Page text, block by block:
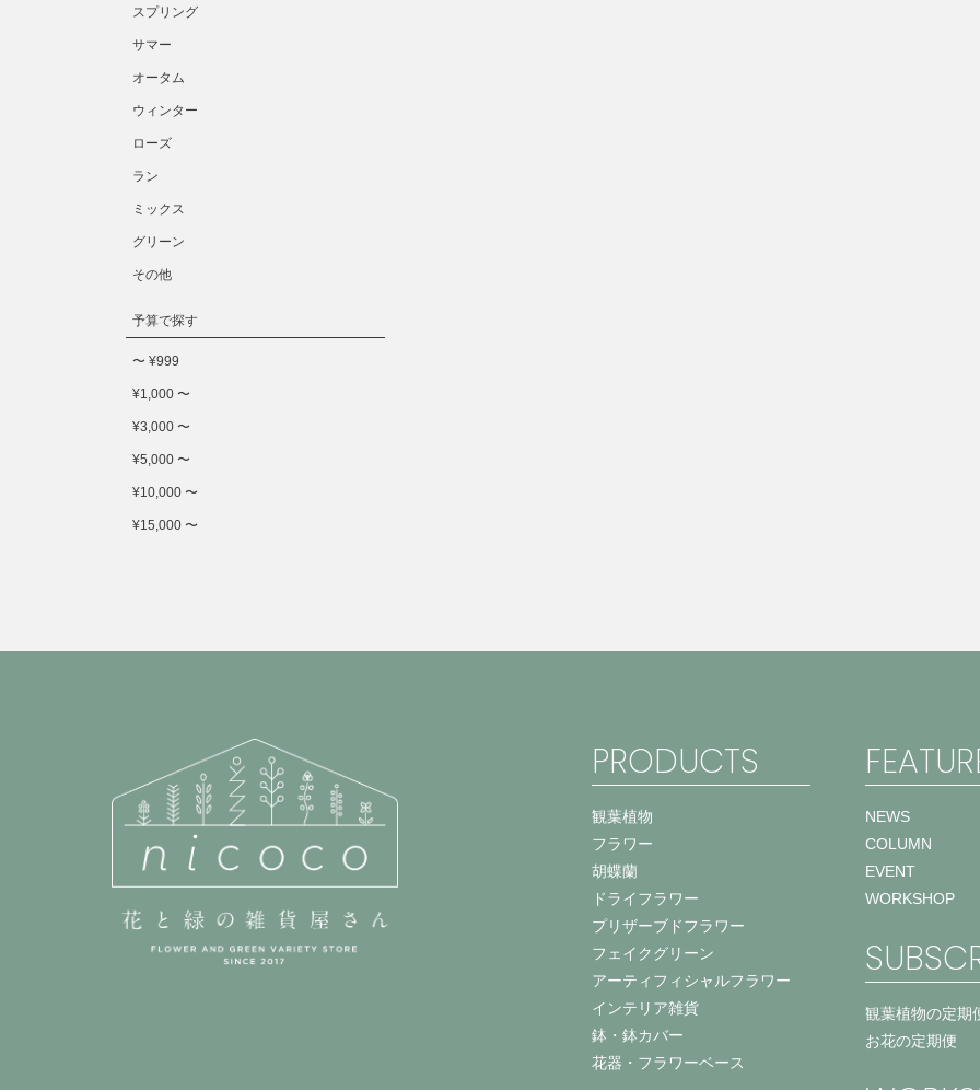
スプリング
サマー
オータム
ウィンター
ローズ
ラン
ミックス
グリーン
その他
予算で探す
〜 ¥999
¥1,000 〜
¥3,000 〜
¥5,000 〜
¥10,000 〜
¥15,000 〜
PRODUCTS
観葉植物
フラワー
胡蝶蘭
ドライフラワー
プリザーブドフラワー
フェイクグリーン
アーティフィシャルフラワー
インテリア雑貨
鉢・鉢カバー
花器・フラワーベース
NEWS
COLUMN
EVENT
WORKSHOP
観葉植物の定期
お花の定期便